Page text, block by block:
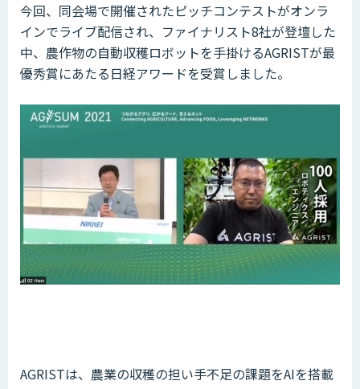
今回、同会場で開催されたピッチコンテストがオンラ
インでライブ配信され、ファイナリスト8社が登壇した
中、農作物の自動収穫ロボットを手掛けるAGRISTが最
優秀賞にあたる日経アワードを受賞しました。
AGRISTは、農業の収穫の担い手不足の課題をAIを搭載